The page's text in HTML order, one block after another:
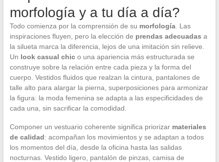
morfología y a tu día a día?
Todo comienza por la comprensión de su morfología. Las
inspiraciones fluyen, pero la elección de prendas adecuadas a
la silueta marca la diferencia, lejos de una imitación sin relieve.
Un look casual chico una apariencia más estructurada se
construye sobre la relación entre cada pieza y la forma del
cuerpo. Vestidos fluidos que realzan la cintura, pantalones de
talle alto para alargar la pierna, superposiciones para armonizar
la figura: la moda femenina se adapta a las especificidades de
cada una, sin sacrificar la comodidad.
Componer un vestuario coherente significa priorizar materiales
de calidad: acompañan los movimientos y se adaptan a todos
los momentos del día, desde la oficina hasta las salidas
nocturnas. Vestido ligero, pantalón de pinzas, camisa de